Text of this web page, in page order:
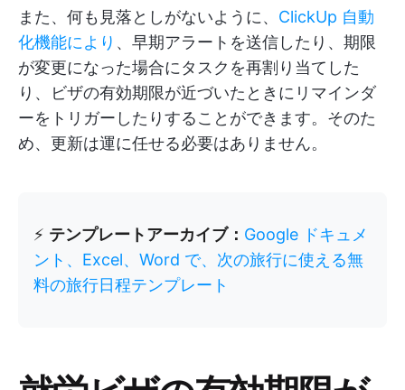
また、何も見落としがないように、 ClickUp 自動
化機能により 、早期アラートを送信したり、期限
が変更になった場合にタスクを再割り当てした
り、ビザの有効期限が近づいたときにリマインダ
ーをトリガーしたりすることができます。そのた
め、更新は運に任せる必要はありません。
⚡ テンプレートアーカイブ： Google ドキュメ
ント、Excel、Word で、次の旅行に使える無
料の旅行日程テンプレート